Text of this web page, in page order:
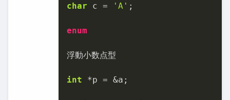
char c = 'A' ;
enum
浮動⼩数点型
int *p = &a;